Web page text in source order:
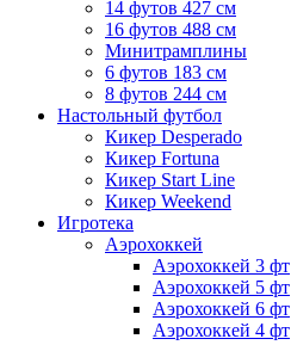
14 футов 427 см
16 футов 488 см
Минитрамплины
6 футов 183 см
8 футов 244 см
Настольный футбол
Кикер Desperado
Кикер Fortuna
Кикер Start Line
Кикер Weekend
Игротека
Аэрохоккей
Аэрохоккей 3 фт
Аэрохоккей 5 фт
Аэрохоккей 6 фт
Аэрохоккей 4 фт